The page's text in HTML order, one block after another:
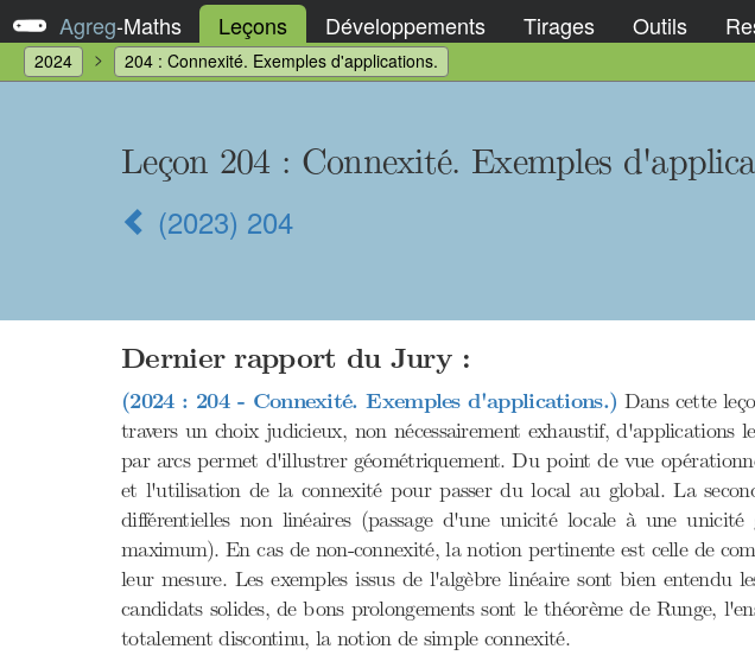
Agreg-Maths Leçons Développements Tirages Outils
2024 204 : Connexité. Exemples d'applications.
Leçon 204 : Connexité. Exemples
(2023) 204
Dernier rapport du Jury :
(2024 : 204 - Connexité. Exemples d'applications.) Dans cette
travers un choix judicieux, non nécessairement exhaustif,
par arcs permet d'illustrer géométriquement. Du point de vue
et l'utilisation de la connexité pour passer du local au global. La
différentielles non linéaires (passage d'une unicité locale à une
maximum). En cas de non-connexité, la notion pertinente est celle de
leur mesure. Les exemples issus de l'algèbre linéaire sont bien
candidats solides, de bons prolongements sont le théorème de Runge,
totalement discontinu, la notion de simple connexité.